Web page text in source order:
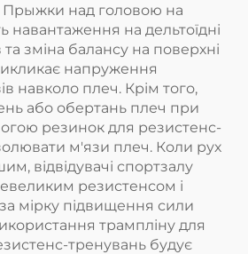
Прыжки над головою на
навантаження на дельтоїдні
зміна балансу на поверхні
напруження
навколо плеч. Крім того,
або обертань плеч при
резинок для резистенс-
м'язи плеч. Коли рух
відвідувачі спортзалу
резистенсом і
мірку підвищення сили
трампліну для
тренувань будує